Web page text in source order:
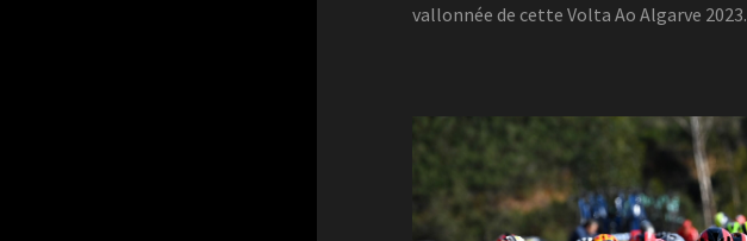
vallonnée de cette Volta Ao Algarve 2023.